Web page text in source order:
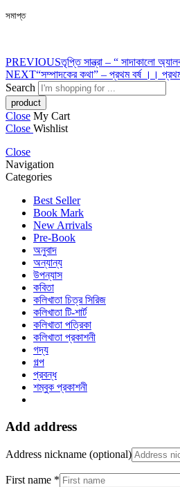
সমাপ্ত
PREVIOUSতৃপ্তি সান্ত্রা – “ সাদাকালো
NEXT“সম্পাদকের কথা” – প্রথম বর্ষ ।।
Search
Close My Cart
Close Wishlist
Close
Navigation
Categories
Best Seller
Book Mark
New Arrivals
Pre-Book
অনুবাদ
অন্যান্য
উপন্যাস
কবিতা
কলিখাতা চিত্র সিরিজ
কলিখাতা টি-শার্ট
কলিখাতা পত্রিকা
কলিখাতা প্রকাশনী
গদ্য
গল্প
প্রবন্ধ
শম্বুক প্রকাশনী
Add address
Address nickname (optional)
First name *